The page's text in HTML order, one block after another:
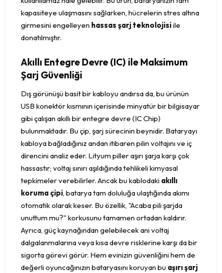
kapasiteye ulaşmasını sağlarken, hücrelerin stres altına
girmesini engelleyen hassas şarj teknolojisiile
donatılmıştır.
Akıllı Entegre Devre (IC) ile Maksimum
Şarj Güvenliği
Dış görünüşü basit bir kabloyu andırsa da, bu ürünün
USB konektör kısmının içerisinde minyatür bir bilgisayar
gibi çalışan akıllı bir entegre devre (IC Chip)
bulunmaktadır. Bu çip, şarj sürecinin beynidir. Bataryayı
kabloya bağladığınız andan itibaren pilin voltajını ve iç
direncini analiz eder. Lityum piller aşırı şarja karşı çok
hassastır; voltaj sınırı aşıldığında tehlikeli kimyasal
tepkimeler verebilirler. Ancak bu kablodaki akıllı
koruma çipi, batarya tam doluluğa ulaştığında akımı
otomatik olarak keser. Bu özellik, "Acaba pili şarjda
unuttum mu?" korkusunu tamamen ortadan kaldırır.
Ayrıca, güç kaynağından gelebilecek ani voltaj
dalgalanmalarına veya kısa devre risklerine karşı da bir
sigorta görevi görür. Hem evinizin güvenliğini hem de
değerli oyuncağınızın bataryasını koruyan bu aşırı şarj